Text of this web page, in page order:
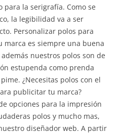
para la serigrafía. Como se
la legibilidad va a ser
Personalizar polos para
es siempre una buena
nuestros polos son de
estupenda como prenda
¿Necesitas polos con el
publicitar tu marca?
opciones para la impresión
polos y mucho mas,
diseñador web. A partir